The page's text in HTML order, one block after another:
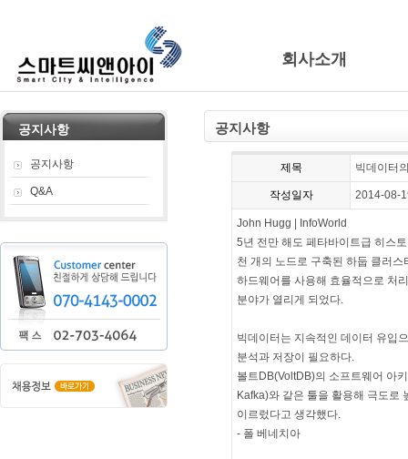
회사소개
공지사항
공지사항
Q&A
공지사항
제목 빅데이터
작성일자 2014-08-
John Hugg | InfoWorld
5년 전만 해도 페타바이트급 히스
천 개의 노드로 구축된 하둡 클러
하드웨어를 사용해 효율적으로 처
분야가 열리게 되었다.
빅데이터는 지속적인 데이터 유입
분석과 저장이 필요하다.
볼트DB(VoltDB)의 소프트웨어 아
Kafka)와 같은 툴을 활용해 극도로
이르렀다고 생각했다.
- 폴 베네치아